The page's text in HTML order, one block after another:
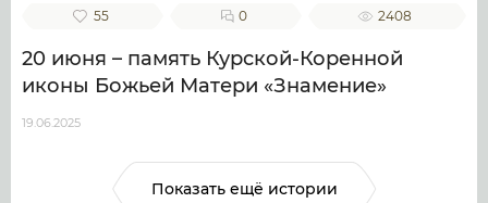
55 0 2408
20 июня – память Курской-Коренной
иконы Божьей Матери «Знамение»
19.06.2025
Показать ещё истории